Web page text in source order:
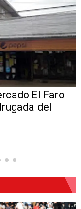
El Faro
del